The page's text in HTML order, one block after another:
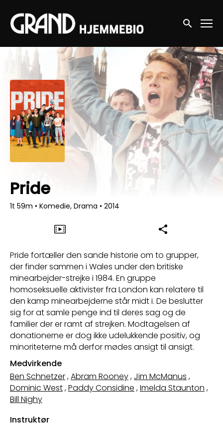
Accessibility Links
Søg nu
Pride
1t 59m • Komedie, Drama • 2014
Pride fortæller den sande historie om to grupper,
der finder sammen i Wales under den britiske
minearbejder-strejke i 1984. En gruppe
homoseksuelle aktivister fra London kan relatere til
den kamp minearbejderne står midt i. De beslutter
sig for at samle penge ind til deres sag og de
familier der er ramt af strejken. Modtagelsen af
donationerne er dog ikke udelukkende positiv, og
minoriteterne må derfor mødes ansigt til ansigt.
Medvirkende
Ben Schnetzer,Abram Rooney, Jim McManus ,
Dominic West,Paddy Considine ,Imelda Staunton ,
Bill Nighy
Instruktør